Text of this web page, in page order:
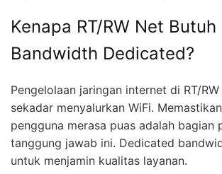
Kenapa RT/RW Net Butuh
Bandwidth Dedicated?
Pengelolaan jaringan internet di RT/
sekadar menyalurkan WiFi.
pengguna merasa puas adalah bagian
tanggung jawab ini. Dedicated
untuk menjamin kualitas layanan.